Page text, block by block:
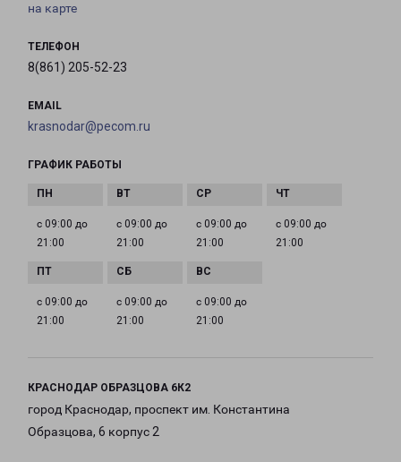
на карте
ТЕЛЕФОН
8(861) 205-52-23
EMAIL
krasnodar@pecom.ru
ГРАФИК РАБОТЫ
с 09:00 до
21:00
с 09:00 до
21:00
с 09:00 до
21:00
с 09:00 до
21:00
с 09:00 до
21:00
с 09:00 до
21:00
с 09:00 до
21:00
КРАСНОДАР ОБРАЗЦОВА 6К2
город Краснодар, проспект им. Константина
Образцова, 6 корпус 2